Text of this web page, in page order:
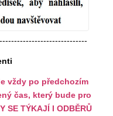
vždy po předchozím
čas, který bude pro
SE TÝKAJÍ I ODBĚRŮ